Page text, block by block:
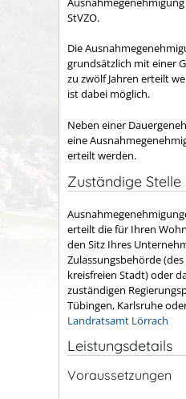
StVZO.
Die
grundsätzlich mit einer
zu zwölf Jahren erteilt
ist dabei möglich.
Neben einer
eine
erteilt werden.
Zuständige Stelle
erteilt die für Ihren
den Sitz Ihres
Zulassungsbehörde
kreisfreien Stadt) oder
zuständigen
Tübingen, Karlsruhe
Landratsamt Lörrach
Leistungsdetails
Voraussetzungen